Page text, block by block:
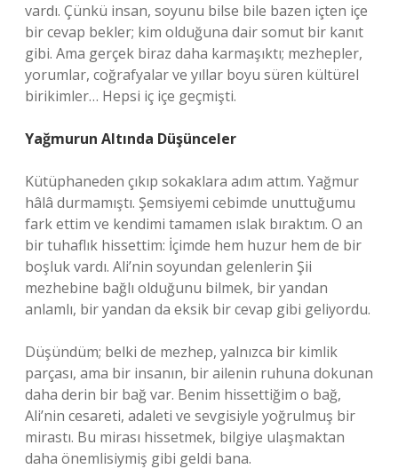
vardı. Çünkü insan, soyunu bilse bile bazen içten içe
bir cevap bekler; kim olduğuna dair somut bir kanıt
gibi. Ama gerçek biraz daha karmaşıktı; mezhepler,
yorumlar, coğrafyalar ve yıllar boyu süren kültürel
birikimler… Hepsi iç içe geçmişti.
Yağmurun Altında Düşünceler
Kütüphaneden çıkıp sokaklara adım attım. Yağmur
hâlâ durmamıştı. Şemsiyemi cebimde unuttuğumu
fark ettim ve kendimi tamamen ıslak bıraktım. O an
bir tuhaflık hissettim: İçimde hem huzur hem de bir
boşluk vardı. Ali’nin soyundan gelenlerin Şii
mezhebine bağlı olduğunu bilmek, bir yandan
anlamlı, bir yandan da eksik bir cevap gibi geliyordu.
Düşündüm; belki de mezhep, yalnızca bir kimlik
parçası, ama bir insanın, bir ailenin ruhuna dokunan
daha derin bir bağ var. Benim hissettiğim o bağ,
Ali’nin cesareti, adaleti ve sevgisiyle yoğrulmuş bir
mirastı. Bu mirası hissetmek, bilgiye ulaşmaktan
daha önemlisiymiş gibi geldi bana.